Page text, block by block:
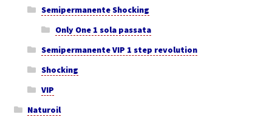
Semipermanente Shocking
Only One 1 sola passata
Semipermanente VIP 1 step revolution
Shocking
VIP
Naturoil